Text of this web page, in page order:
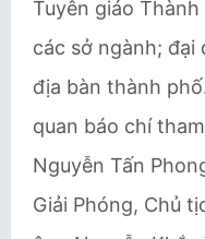
Tuyên giáo
các sở ngành; đại
địa bàn thành
quan báo chí
Nguyễn Tấn
Giải Phóng, Chủ